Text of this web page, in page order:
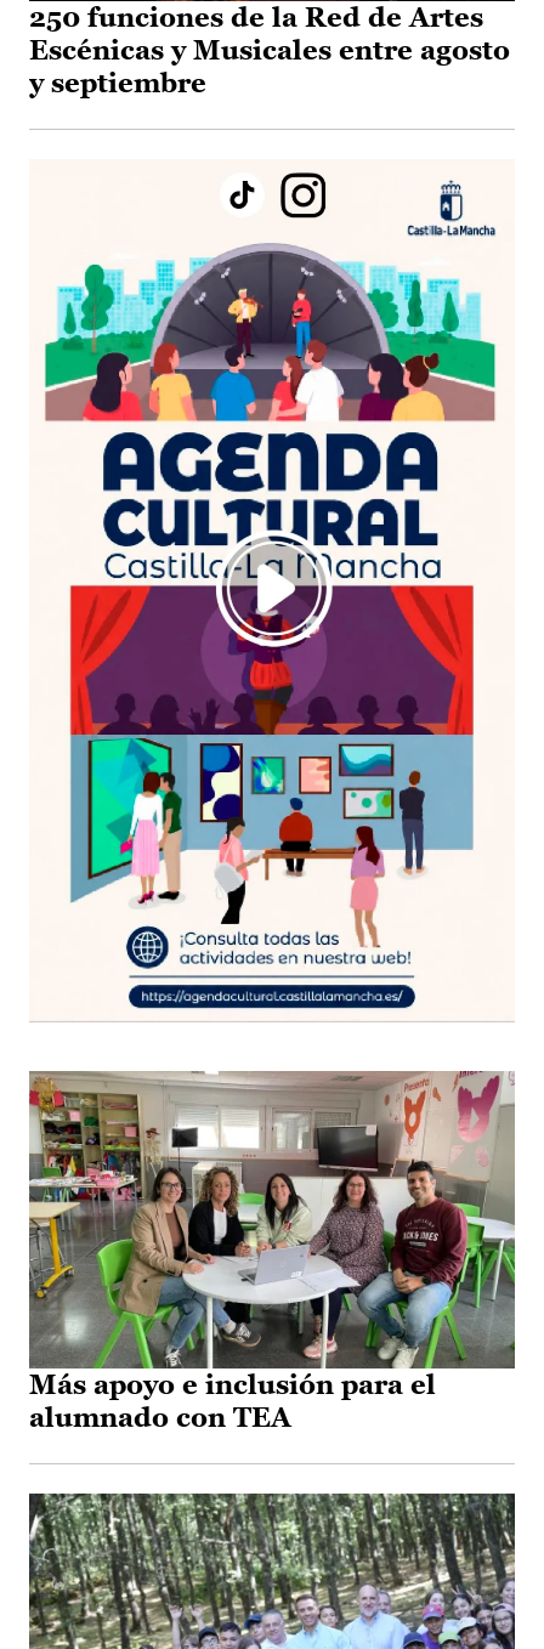
250 funciones de la Red de Artes
Escénicas y Musicales entre agosto
y septiembre
Más apoyo e inclusión para el
alumnado con TEA